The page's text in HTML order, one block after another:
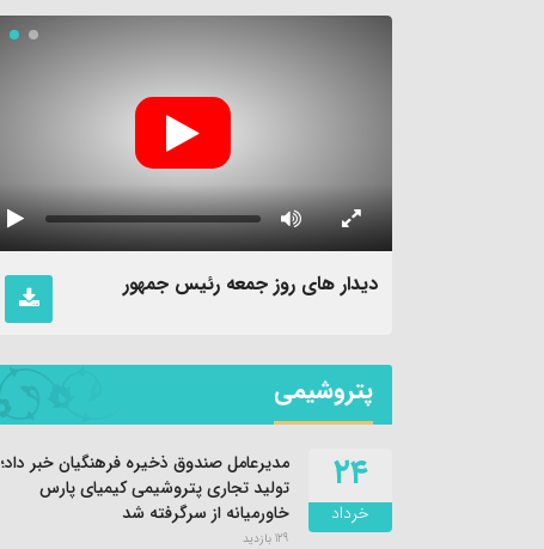
دیدار های روز جمعه رئیس جمهور
پتروشیمی
۲۴
خرداد
مدیرعامل صندوق ذخیره فرهنگیان خبر داد؛
تولید تجاری پتروشیمی کیمیای پارس
خاورمیانه از سرگرفته شد
129 بازدید